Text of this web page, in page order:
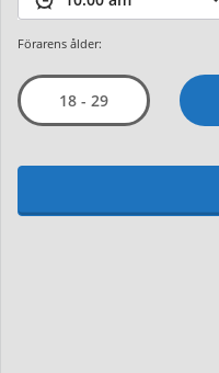
Förarens ålder:
18 - 29